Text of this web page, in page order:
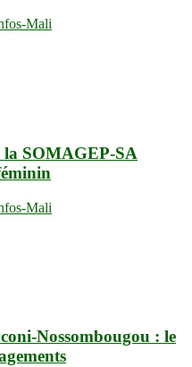
Mali
SOMAGEP-SA
Mali
Nossombougou : le